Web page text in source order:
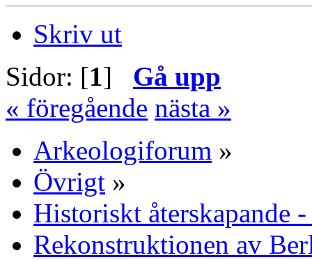
Skriv ut
Sidor: [1] Gå upp
« föregående nästa »
Arkeologiforum »
Övrigt »
Historiskt återskapande
Rekonstruktionen av